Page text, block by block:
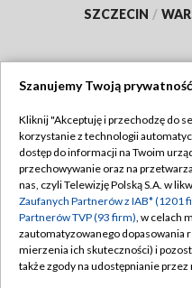
SZCZECIN /
Abonament TVP
Emisja w TVP
Centrum informacji TVP
Naziemna Telewizja
Szanujemy Twoją prywatność
Kliknij "Akceptuję i przechodzę do
korzystanie z technologii
dostęp do informacji na Twoim
przechowywanie oraz na
nas, czyli Telewizję Polską S.A. w
Zaufanych Partnerów z IAB* (1201
Partnerów TVP (93 firm), w celach
zautomatyzowanego dopasowania
mierzenia ich skuteczności) i
także zgody na udostępnianie